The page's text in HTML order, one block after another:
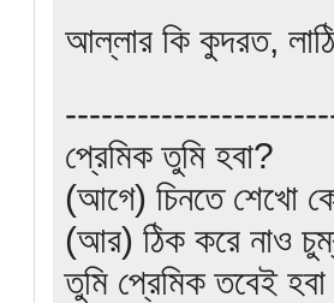
আল্লার কি কুদরত,
প্রেমিক তুমি হবা?
(আগে) চিনতে শেখো
(আর) ঠিক করে নাও
তুমি প্রেমিক তবেই